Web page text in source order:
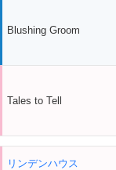
Blushing Groom
Tales to Tell
リンデンハウス